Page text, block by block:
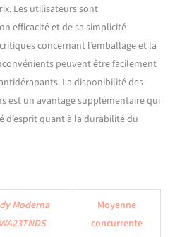
Les utilisateurs sont
efficacité et de sa simplicité
concernant l’emballage et la
peuvent être facilement
La disponibilité des
est un avantage supplémentaire qui
quant à la durabilité du
Moderna
Moyenne
concurrente